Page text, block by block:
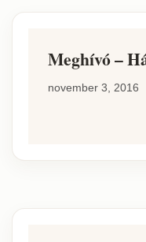
Meghívó –
november 3, 2016